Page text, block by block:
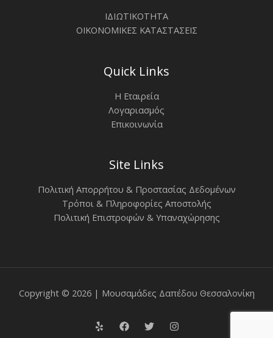
ΙΔΙΩΤΙΚΟΤΗΤΑ
ΟΙΚΟΝΟΜΙΚΕΣ ΚΑΤΑΣΤΑΣΕΙΣ
Quick Links
Η Εταιρεία
Λογαριασμός
Επικοινωνία
Site Links
Πολιτική Απορρήτου & Προστασίας Δεδομένων
Τρόποι & Πληροφορίες Αποστολής
Πολιτική Επιστροφών & Υπαναχώρησης
Copyright © 2026 | Μουσαμάδες Δαπέδου Θεσσαλονίκη